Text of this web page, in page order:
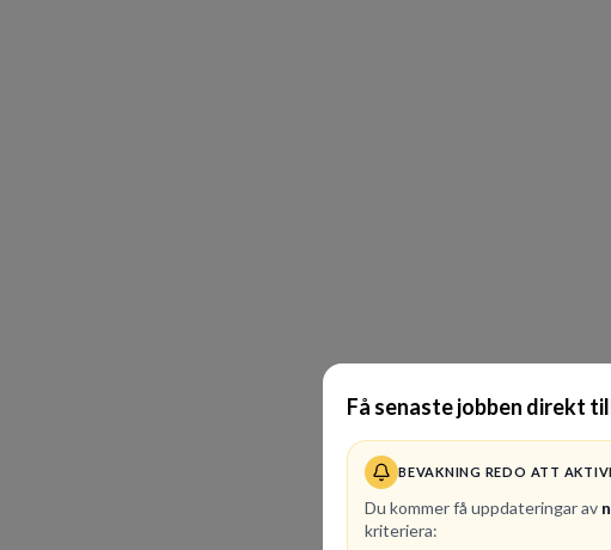
Få senaste jobben direkt
BEVAKNING REDO ATT
Du kommer få uppdateringar av
kriteriera: